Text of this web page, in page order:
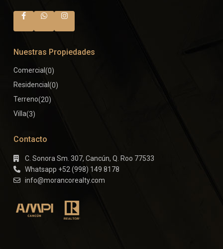
Nuestras Propiedades
Comercial (0)
Residencial (0)
Terreno(20)
Villa(3)
Contacto
C. Sonora Sm. 307, Cancún, Q. Roo 77533
Whatsapp +52 (998) 149 8178
info@morancorealty.com